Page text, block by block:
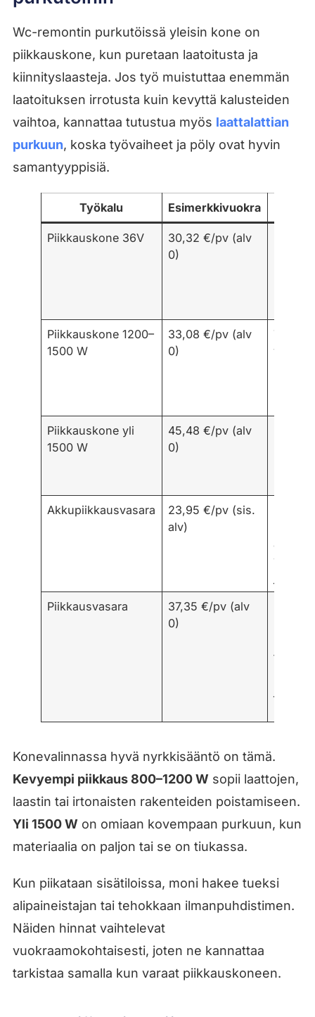
Wc-remontin purkutöissä yleisin kone on
piikkauskone, kun puretaan laatoitusta ja
kiinnityslaasteja. Jos työ muistuttaa enemmän
laatoituksen irrotusta kuin kevyttä kalusteiden
vaihtoa, kannattaa tutustua myös laattalattian
purkuun, koska työvaiheet ja pöly ovat hyvin
samantyyppisiä.
Työkalu Esimerkkivuokra
Piikkauskone 36V
30,32 €/pv (alv
0)
Piikkauskone 1200–
1500 W
33,08 €/pv (alv
0)
valinta
Piikkauskone yli
1500 W
45,48 €/pv (alv
0)
Akkupiikkausvasara
23,95 €/pv (sis.
alv)
wc:ssä
Piikkausvasara
37,35 €/pv (alv
0)
työtä,
Konevalinnassa hyvä nyrkkisääntö on tämä.
Kevyempi piikkaus 800–1200 W sopii laattojen,
laastin tai irtonaisten rakenteiden poistamiseen.
Yli 1500 W on omiaan kovempaan purkuun, kun
materiaalia on paljon tai se on tiukassa.
Kun piikataan sisätiloissa, moni hakee tueksi
alipaineistajan tai tehokkaan ilmanpuhdistimen.
Näiden hinnat vaihtelevat
vuokraamokohtaisesti, joten ne kannattaa
tarkistaa samalla kun varaat piikkauskoneen.